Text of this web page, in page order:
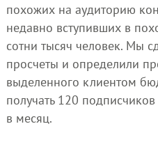
похожих на аудиторию
недавно вступивших в
сотни тысяч человек. Мы
просчеты и определили
выделенного клиентом
получать 120
в месяц.